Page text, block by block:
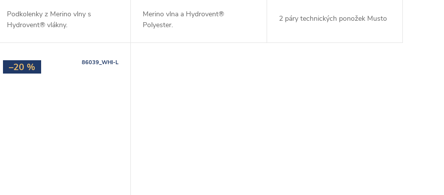
Podkolenky z Merino vlny s
Hydrovent® vlákny.
Merino vlna a Hydrovent®
Polyester.
2 páry technických ponožek Musto
–20 % 86039_WHI-L